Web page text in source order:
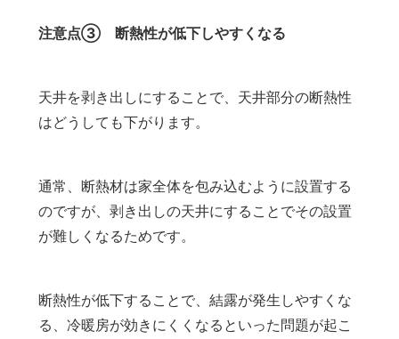
注意点③ 断熱性が低下しやすくなる
天井を剥き出しにすることで、天井部分の断熱性
はどうしても下がります。
通常、断熱材は家全体を包み込むように設置する
のですが、剥き出しの天井にすることでその設置
が難しくなるためです。
断熱性が低下することで、結露が発生しやすくな
る、冷暖房が効きにくくなるといった問題が起こ